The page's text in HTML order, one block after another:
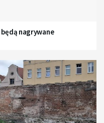
nagrywane